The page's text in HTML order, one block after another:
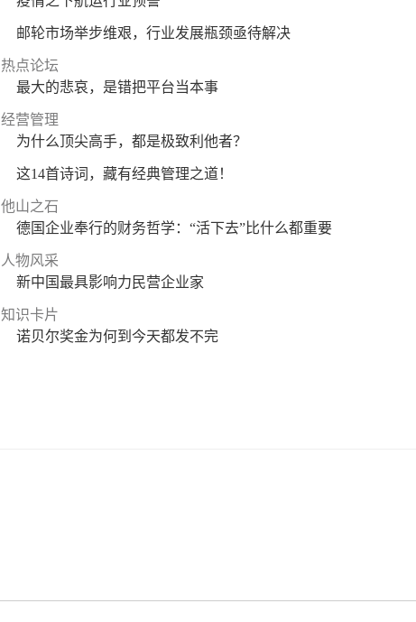
邮轮市场举步维艰，行业发展瓶颈亟待解决
热点论坛
最大的悲哀，是错把平台当本事
经营管理
为什么顶尖高手，都是极致利他者？
这14首诗词，藏有经典管理之道！
他山之石
德国企业奉行的财务哲学：“活下去”比什么都重要
人物风采
新中国最具影响力民营企业家
知识卡片
诺贝尔奖金为何到今天都发不完